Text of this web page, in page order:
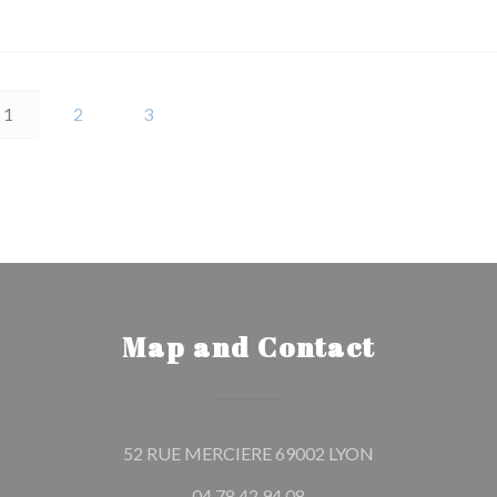
1 2 3
Map and Contact
52 RUE MERCIERE 69002 LYON